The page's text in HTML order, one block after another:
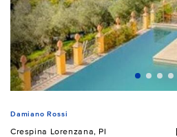
Damiano Rossi
Crespina Lorenzana, PI